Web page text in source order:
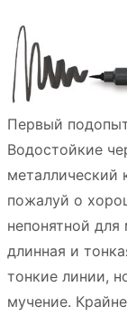
Первый
Водостойкие
металлический
пожалуй о
непонятной
длинная и
тонкие линии,
мучение.